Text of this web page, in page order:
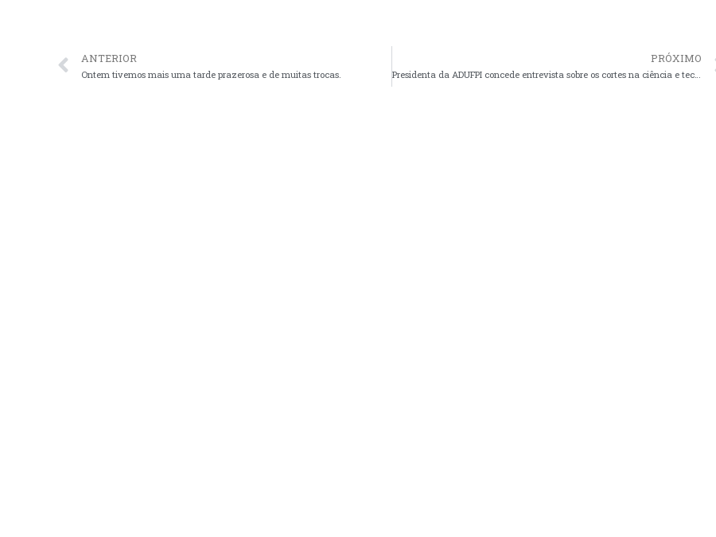
ANTERIOR
Ontem tivemos mais uma tarde prazerosa e de muitas trocas.
PRÓXIMO
Presidenta da ADUFPI concede entrevista sobre os cortes na ciência e tecnologia.